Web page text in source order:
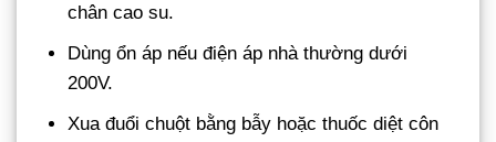
chân cao su.
Dùng ổn áp nếu điện áp nhà thường dưới
200V.
Xua đuổi chuột bằng bẫy hoặc thuốc diệt côn